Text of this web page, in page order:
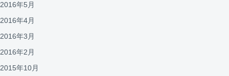
2016年5月
2016年4月
2016年3月
2016年2月
2015年10月